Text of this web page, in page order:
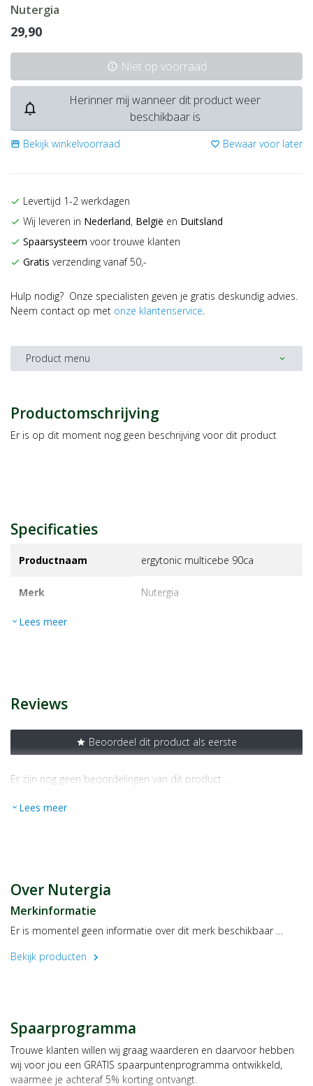
Nutergia
29,90
info Niet op voorraad
notifications_none
Herinner mij wanneer dit product weer
beschikbaar is
storefront Bekijk winkelvoorraad favorite_border Bewaar voor later
check Levertijd 1-2 werkdagen
check Wij leveren in Nederland, België en Duitsland
check Spaarsysteem voor trouwe klanten
check Gratis verzending vanaf 50,-
Hulp nodig? Onze specialisten geven je gratis deskundig advies.
Neem contact op met onze klantenservice.
Product menu expand_more
Productomschrijving
Er is op dit moment nog geen beschrijving voor dit product
Specificaties
Productnaam ergytonic multicebe 90ca
Merk nutergia
EAN
expand_more Lees meer
Reviews
star Beoordeel dit product als eerste
Er zijn nog geen beoordelingen van dit product …
expand_more Lees meer
Over Nutergia
Merkinformatie
Er is momentel geen informatie over dit merk beschikbaar …
Bekijk producten
chevron_right
Spaarprogramma
Trouwe klanten willen wij graag waarderen en daarvoor hebben
wij voor jou een GRATIS spaarpuntenprogramma ontwikkeld,
waarmee je achteraf 5% korting ontvangt.